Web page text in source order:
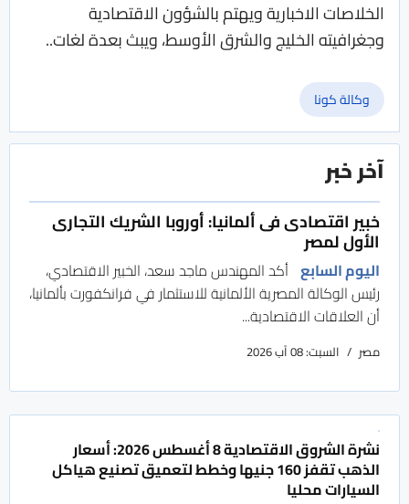
الخلاصات الاخبارية ويهتم بالشؤون الاقتصادية
وجغرافيته الخليج والشرق الأوسط، ويبث بعدة لغات..
وكالة كونا
آخر خبر
خبير اقتصادى فى ألمانيا: أوروبا الشريك التجارى
الأول لمصر
اليوم السابع أكد المهندس ماجد سعد، الخبير الاقتصادي،
رئيس الوكالة المصرية الألمانية للاستثمار في فرانكفورت بألمانيا،
أن العلاقات الاقتصادية...
مصر السبت: 08 آب 2026
نشرة الشروق الاقتصادية 8 أغسطس 2026: أسعار
الذهب تقفز 160 جنيها وخطط لتعميق تصنيع هياكل
السيارات محليا